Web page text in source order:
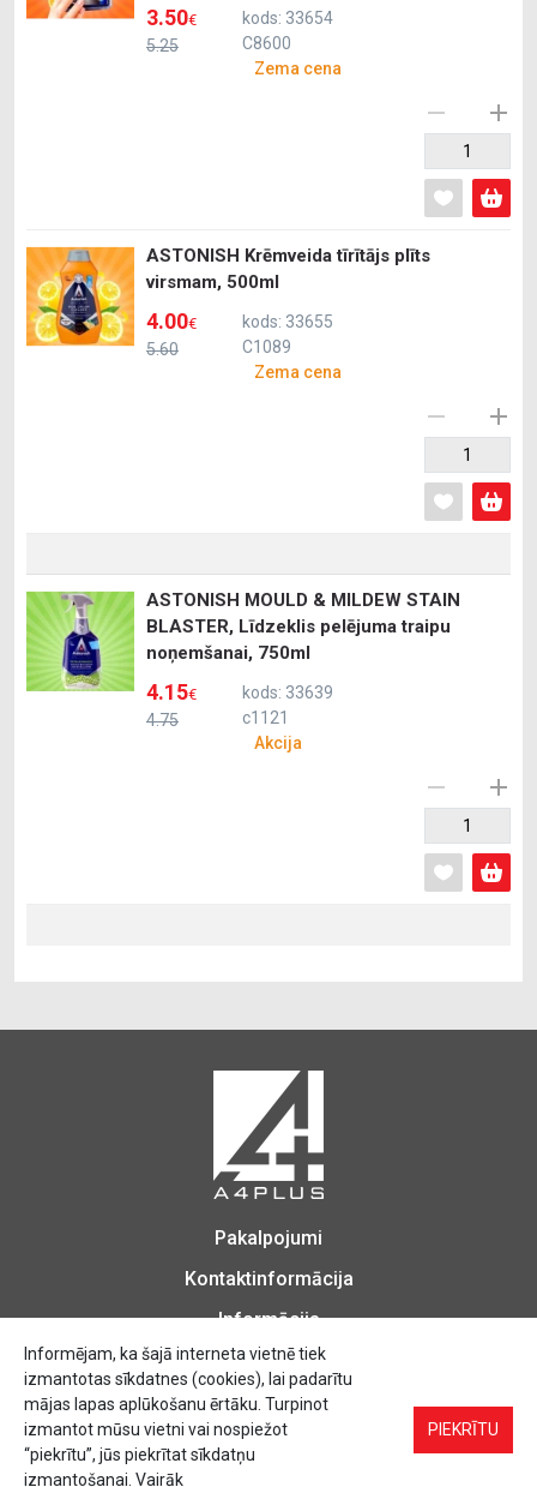
5.25
3.50€
kods: 33654
C8600
Zema cena
ASTONISH Krēmveida tīrītājs plīts
virsmam, 500ml
5.60
4.00€
kods: 33655
C1089
Zema cena
ASTONISH MOULD & MILDEW STAIN
BLASTER, Līdzeklis pelējuma traipu
noņemšanai, 750ml
4.75
4.15€
kods: 33639
c1121
Akcija
Biroja Preces, Zīmogu izgatavošana, Printēšana, Kopēšana, Iesiešana,
Vizītkartes, Skrejlapas, Uzlīmes.
Pakalpojumi
Kontaktinformācija
Informācija
Informējam, ka šajā interneta vietnē tiek
izmantotas sīkdatnes (cookies), lai padarītu
mājas lapas aplūkošanu ērtāku. Turpinot
izmantot mūsu vietni vai nospiežot
“piekrītu”, jūs piekrītat sīkdatņu
izmantošanai. Vairāk
PIEKRĪTU